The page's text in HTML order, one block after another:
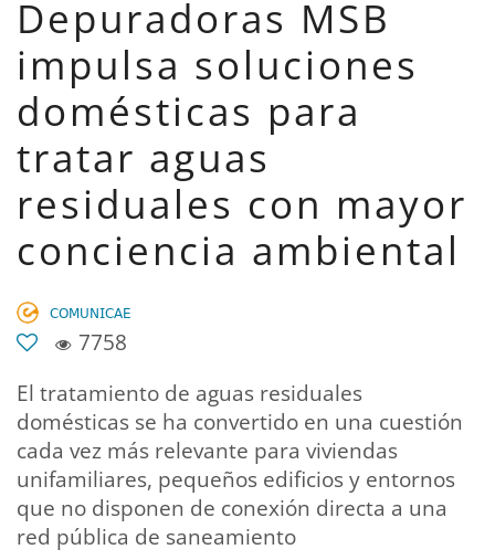
Depuradoras MSB
impulsa soluciones
domésticas para
tratar aguas
residuales con mayor
conciencia ambiental
𝖢𝖮𝖬𝖴𝖭𝖨𝖢𝖠𝖤
7758
El tratamiento de aguas residuales
domésticas se ha convertido en una cuestión
cada vez más relevante para viviendas
unifamiliares, pequeños edificios y entornos
que no disponen de conexión directa a una
red pública de saneamiento